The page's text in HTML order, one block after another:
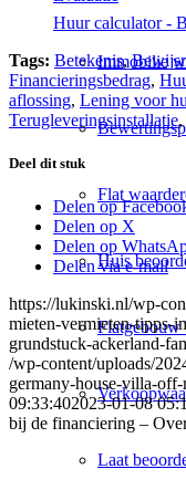
Immobilie
Flat
Huis
Flatgebouw
Laat
Huur calculator -
Tags: Betekenis,
Financieringsbedrag,
aflossing, Lening voor
Terugleveringsinstallatie,
Deel dit stuk
Delen op
Delen op X
Delen op
Delen via e-mail
https://lukinski.nl/wp-
mieten-vermieten-tipps-
grundstuck-ackerland-
/wp-content/uploads/
germany-house-villa-
09:33:402023-01-08
bij de financiering –